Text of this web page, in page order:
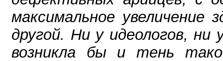
максимальное увеличение
другой. Ни у идеологов, ни
возникла бы и тень